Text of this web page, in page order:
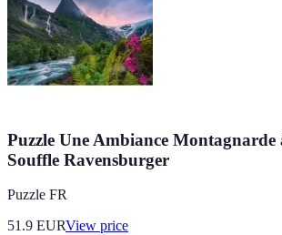
Puzzle Une Ambiance Montagnarde
Souffle Ravensburger
Puzzle FR
51.9 EURView price